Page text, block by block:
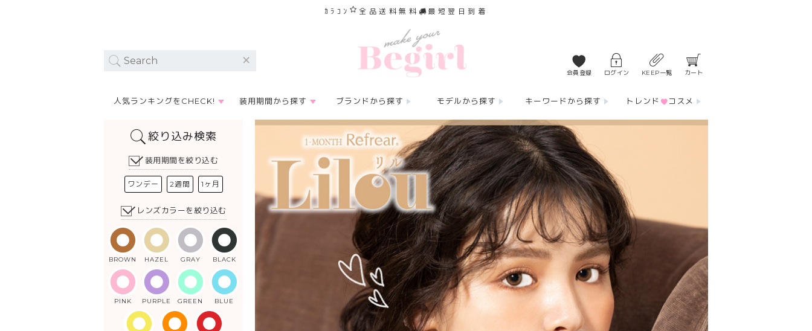
ｶﾗｺﾝ 全品送料無料 最短翌日到着
会員登録 ログイン KEEP一覧 カート
人気ランキングをCHECK! 装用期間から探す ブランドから探す モデルから探す キーワードから探す トレンド コスメ
絞り込み検索
装用期間を絞り込む
ワンデー 2週間 1ヶ月
レンズカラーを絞り込む
BROWN HAZEL GRAY BLACK
PINK PURPLE GREEN BLUE